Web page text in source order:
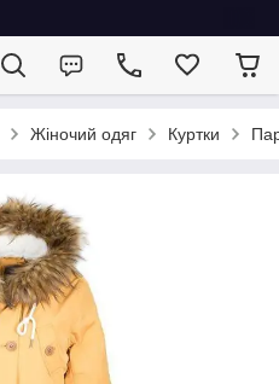
Жіночий одяг Куртки